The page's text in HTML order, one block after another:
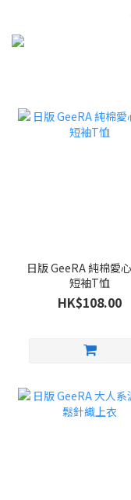
日版 GeeRA 純棉愛
短袖T恤
HK$108.00